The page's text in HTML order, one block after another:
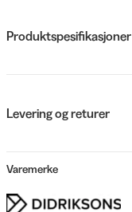
Produktspesifikasjoner
Levering og returer
Varemerke